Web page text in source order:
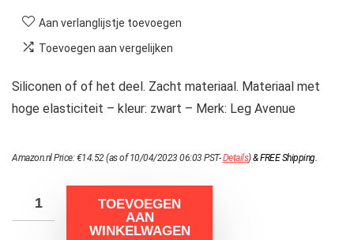
Aan verlanglijstje toevoegen
Toevoegen aan vergelijken
Siliconen of of het deel. Zacht materiaal. Materiaal met
hoge elasticiteit – kleur: zwart – Merk: Leg Avenue
Amazon.nl Price:€14.52 (as of 10/04/2023 06:03 PST-Details)&FREE Shipping.
TOEVOEGEN
AAN
WINKELWAGEN